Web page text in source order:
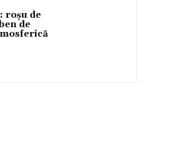
roșu de
de